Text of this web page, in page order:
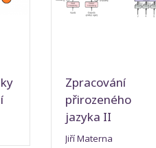
Zpracování
přirozeného
jazyka II
Jiří Materna